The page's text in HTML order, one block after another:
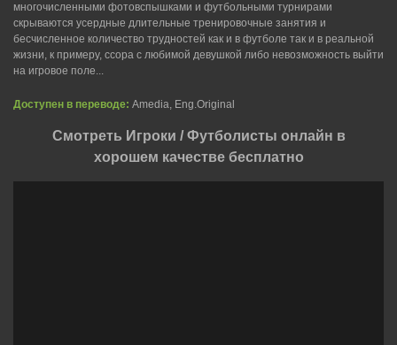
многочисленными фотовспышками и футбольными турнирами
скрываются усердные длительные тренировочные занятия и
бесчисленное количество трудностей как и в футболе так и в реальной
жизни, к примеру, ссора с любимой девушкой либо невозможность выйти
на игровое поле...
Доступен в переводе: Amedia, Eng.Original
Смотреть Игроки / Футболисты онлайн в
хорошем качестве бесплатно